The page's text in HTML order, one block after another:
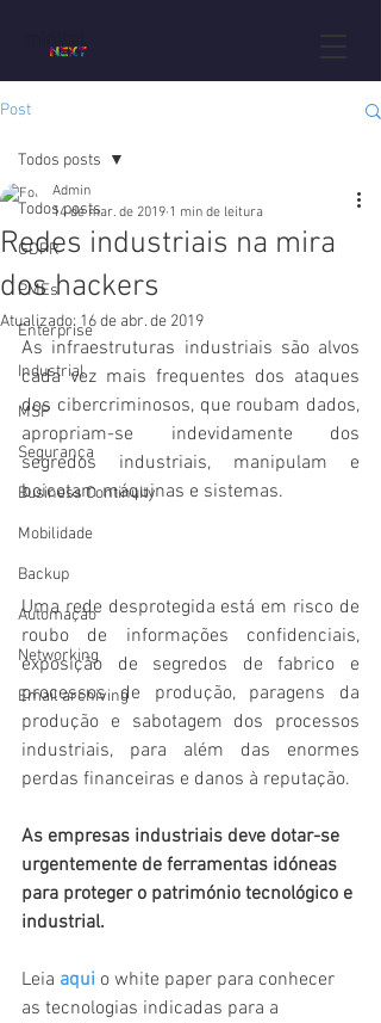
Post
Todos posts
GDPR
PMEs
Enterprise
Industrial
MSP
Segurança
Business Continuity
Mobilidade
Backup
Automação
Networking
Email archiving
Todos posts
Redes industriais na mira
dos hackers
Admin
14 de mar. de 2019 1 min de leitura
Atualizado: 16 de abr. de 2019
As infraestruturas industriais são alvos
cada vez mais frequentes dos ataques
dos cibercriminosos, que roubam dados,
apropriam-se indevidamente dos
segredos industriais, manipulam e
boicotam máquinas e sistemas.
Uma rede desprotegida está em risco de
roubo de informações confidenciais,
exposição de segredos de fabrico e
processos de produção, paragens da
produção e sabotagem dos processos
industriais, para além das enormes
perdas financeiras e danos à reputação.
As empresas industriais deve dotar-se
urgentemente de ferramentas idóneas
para proteger o património tecnológico e
industrial.
Leia aqui o white paper para conhecer
as tecnologias indicadas para a